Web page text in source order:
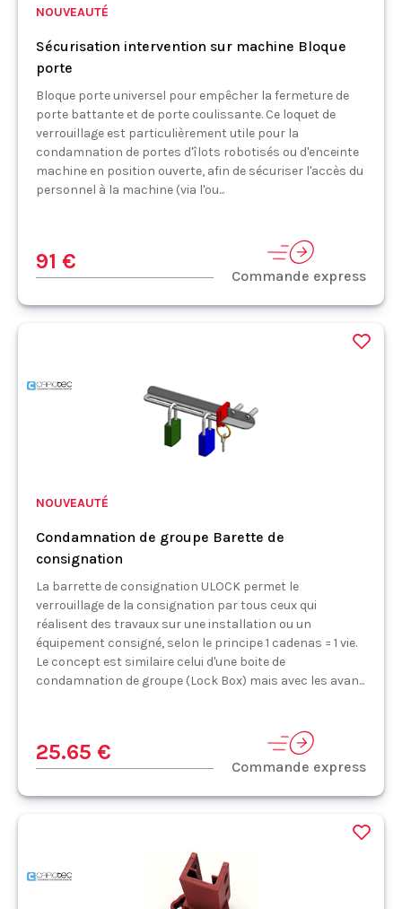
NOUVEAUTÉ
Sécurisation intervention sur machine Bloque
porte
Bloque porte universel pour empêcher la fermeture de
porte battante et de porte coulissante. Ce loquet de
verrouillage est particulièrement utile pour la
condamnation de portes d'îlots robotisés ou d'enceinte
machine en position ouverte, afin de sécuriser l'accès du
personnel à la machine (via l'ou...
91 €
Commande express
NOUVEAUTÉ
Condamnation de groupe Barette de
consignation
La barrette de consignation ULOCK permet le
verrouillage de la consignation par tous ceux qui
réalisent des travaux sur une installation ou un
équipement consigné, selon le principe 1 cadenas = 1 vie.
Le concept est similaire celui d'une boite de
condamnation de groupe (Lock Box) mais avec les avan...
25.65 €
Commande express